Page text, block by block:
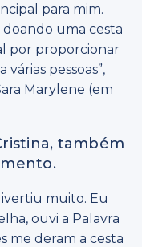
para mim.
uma cesta
por proporcionar
pessoas”,
Marylene (em
também
muito. Eu
ouvi a Palavra
me deram a cesta